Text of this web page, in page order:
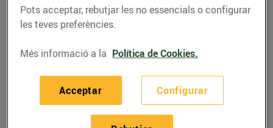
RECEPTES
Pollastre a la mostassa
Pots acceptar, rebutjar les no essencials o configurar
les teves preferències.
Més informació a la Política de Cookies.
Configurar
Acceptar